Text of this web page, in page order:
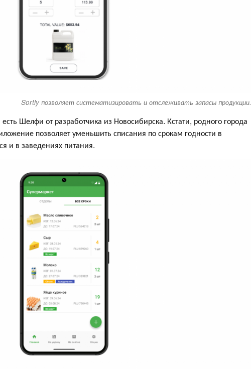
Sortly позволяет систематизировать и отслеживать запасы продукции.
Шелфи от разработчика из Новосибирска. Кстати, родного города
позволяет уменьшить списания по срокам годности в
и в заведениях питания.